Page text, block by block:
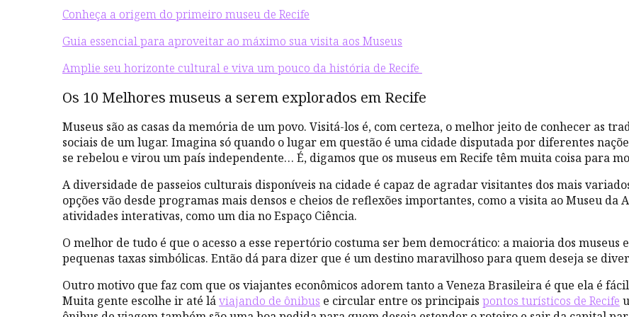
Conheça a origem do primeiro museu de Recife
Guia essencial para aproveitar ao máximo sua visita aos Museus
Amplie seu horizonte cultural e viva um pouco da história de Recife
Os 10 Melhores museus a serem explorados em Recife
Museus são as casas da memória de um povo. Visitá-los é, com certeza, o melhor jeito de conhecer as
sociais de um lugar. Imagina só quando o lugar em questão é uma cidade disputada por diferentes
se rebelou e virou um país independente… É, digamos que os museus em Recife têm muita coisa para
A diversidade de passeios culturais disponíveis na cidade é capaz de agradar visitantes dos mais
opções vão desde programas mais densos e cheios de reflexões importantes, como a visita ao Museu da
atividades interativas, como um dia no Espaço Ciência.
O melhor de tudo é que o acesso a esse repertório costuma ser bem democrático: a maioria dos
pequenas taxas simbólicas. Então dá para dizer que é um destino maravilhoso para quem deseja se
Outro motivo que faz com que os viajantes econômicos adorem tanto a Veneza Brasileira é que ela é
Muita gente escolhe ir até láviajando de ônibus e circular entre os principais pontos turísticos de Recife